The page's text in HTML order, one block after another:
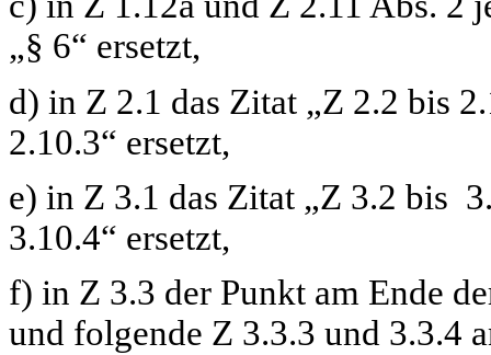
„§ 6“ ersetzt,
d) in Z 2.1 das Zitat „Z 2.2 bis
2.10.3“ ersetzt,
e) in Z 3.1 das Zitat „Z 3.2 bis
3.10.4“ ersetzt,
f) in Z 3.3 der Punkt am Ende
und folgende Z 3.3.3 und 3.3.4